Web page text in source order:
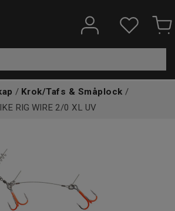
/ Krok/Tafs & Småplock /
RIG WIRE 2/0 XL UV